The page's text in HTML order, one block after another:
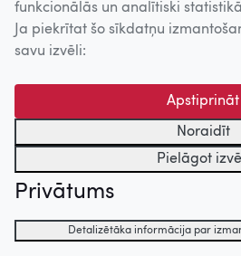
funkcionālās un analītiski
Ja piekrītat šo sīkdatņu
savu izvēli:
Apstiprināt
Noraidīt
Pielāgot
Privātums
Detalizētāka informācija par